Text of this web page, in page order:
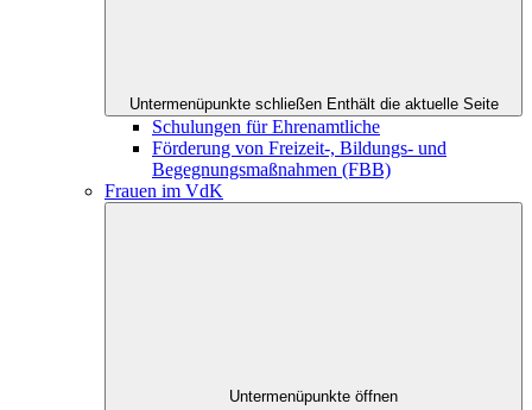
Untermenüpunkte schließen Enthält die aktuelle Seite
Schulungen für Ehrenamtliche
Förderung von Freizeit-, Bildungs- und
Begegnungsmaßnahmen (FBB)
Frauen im VdK
Untermenüpunkte öffnen